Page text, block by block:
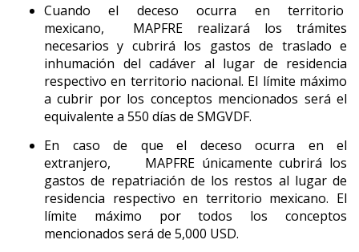
Cuando el deceso ocurra en territorio
mexicano, MAPFRE realizará los trámites
necesarios y cubrirá los gastos de traslado e
inhumación del cadáver al lugar de residencia
respectivo en territorio nacional. El límite máximo
a cubrir por los conceptos mencionados será el
equivalente a 550 días de SMGVDF.
En caso de que el deceso ocurra en el
extranjero, MAPFRE únicamente cubrirá los
gastos de repatriación de los restos al lugar de
residencia respectivo en territorio mexicano. El
límite máximo por todos los conceptos
mencionados será de 5,000 USD.